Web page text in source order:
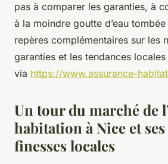
pas à comparer les garanties, à
à la moindre goutte d’eau
repères complémentaires sur les
garanties et les tendances
via https://www.assurance-
Un tour du marché de
habitation à Nice et
finesses locales